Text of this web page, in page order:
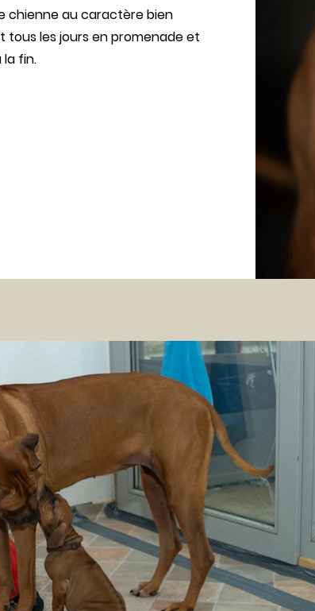
chienne au caractère bien
tous les jours en promenade et
fin.